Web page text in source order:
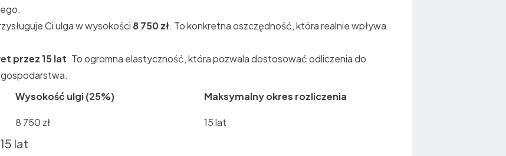
Ci ulga w wysokości 8 750 zł. To konkretna oszczędność, która realnie wpływa
przez 15 lat. To ogromna elastyczność, która pozwala dostosować odliczenia do
Wysokość ulgi (25%) Maksymalny okres rozliczenia
8 750 zł 15 lat
lat